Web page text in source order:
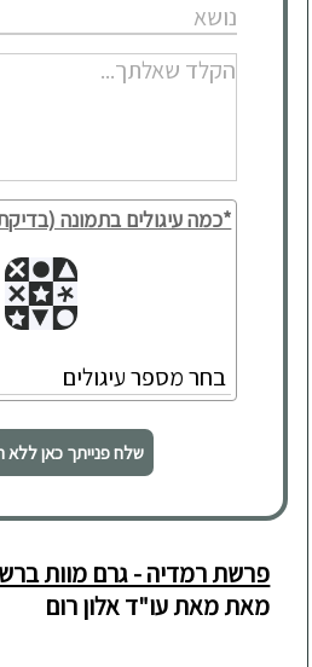
*כמה עיגולים בתמונה
שלח פנייתך כאן ללא
פרשת רמדיה - גרם מוות
מאת מאת עו"ד אלון רום